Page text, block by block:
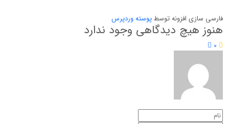
فارسی سازی افزونه توسطپوسته وردپرس
هنوز هیچ دیدگاهی وجود ندارد
0